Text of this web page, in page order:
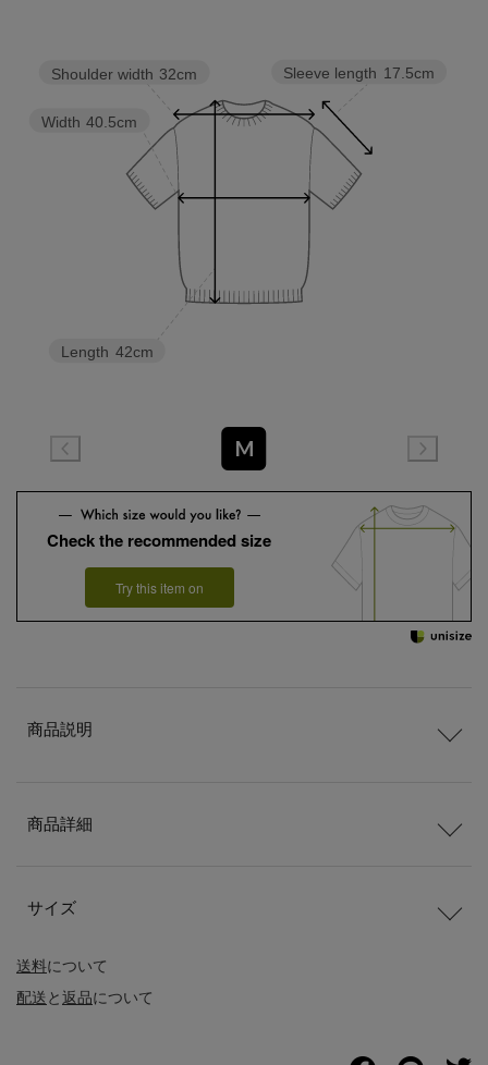
Sleeve length 17.5cm
Length 42cm
Width 40.5cm
Shoulder width 32cm
M
Check the recommended size
Try this item on
送料について
配送と返品について
商品説明
商品詳細
サイズ